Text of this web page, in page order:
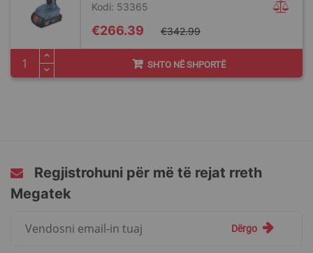
Kodi: 53365
Special
Price
€266.39 €342.99
SHTO NË SHPORTË
Regjistrohuni për më të rejat rreth
Megatek
Dërgo